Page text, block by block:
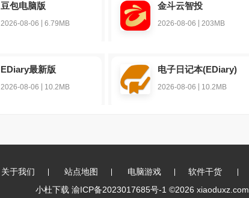
豆包电脑版
2026-08-06 6.79MB
金斗云智投
2026-08-06 203MB
EDiary最新版
2026-08-06 10.2MB
电子日记本(EDiary)
2026-08-06 10.2MB
关于我们 站点地图 电脑游戏 软件干货
小杜下载 渝ICP备2023017685号-1 ©2026 xiaoduxz.com